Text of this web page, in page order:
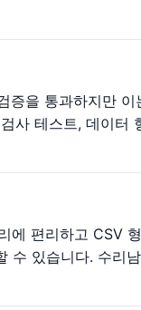
증을 통과하지만
사 테스트, 데이터
에 편리하고 CSV
수 있습니다. 수리